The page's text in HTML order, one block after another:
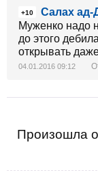
+10
Салах ад-
Муженко надо
до этого
открывать
04.01.2016 09:12
Произошла